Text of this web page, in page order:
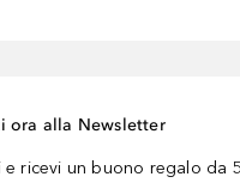
ora alla Newsletter
e ricevi un buono regalo da